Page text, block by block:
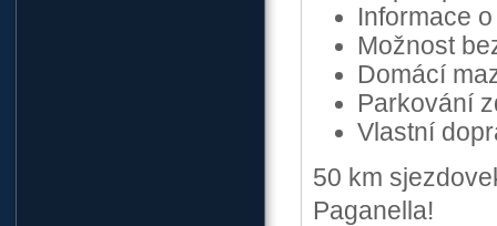
Informace
Možnost
Domácí
Parkování
Vlastní
50 km
Paganella!